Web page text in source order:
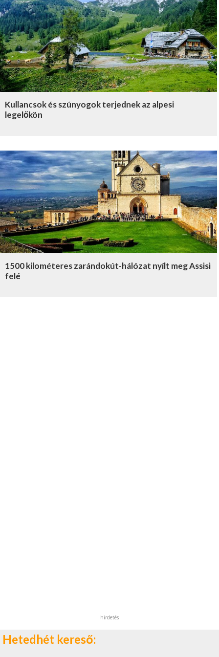
Kullancsok és szúnyogok terjednek az alpesi
legelőkön
1500 kilométeres zarándokút-hálózat nyílt meg Assisi
felé
hirdetés
Hetedhét kereső: